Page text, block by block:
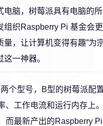
电脑，树莓派具有电脑的
织Raspberry Pi 基金会
，让计算机变得有趣”为
一神器。
个型号，B型的树莓派配
、工作电流和运行内存上
而最新产出的Raspberry